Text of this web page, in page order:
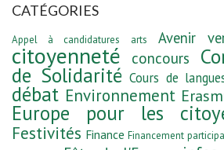
CATÉGORIES
Appel à candidatures arts Avenir
citoyenneté concours
de Solidarité Cours de
débat Environnement
Europe pour les
Festivités Finance Financement